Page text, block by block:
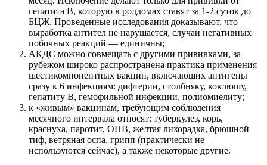
гепатита В, которую в роддомах ставят за 1-2 суток до
БЦЖ. Проведенные исследования доказывают, что
выработка антител не нарушается, случаи негативных
побочных реакций — единичны;
АКДС можно совмещать с другими прививками, за
рубежом широко распространена практика применения
шестикомпонентных вакцин, включающих антигены
сразу к 6 инфекциям: дифтерии, столбняку, коклюшу,
гепатиту В, гемофильной инфекции, полиомиелиту;
к «живым» вакцинам, требующим соблюдения
месячного интервала относят: туберкулез, корь,
краснуха, паротит, ОПВ, желтая лихорадка, брюшной
тиф, ветряная оспа, грипп (практически не
используются сейчас), а также некоторые другие.